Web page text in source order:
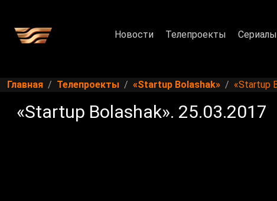
Новости Телепроекты Сериалы
Главная Телепроекты «Startup Bolashak» «Startup
«Startup Bolashak». 25.03.2017